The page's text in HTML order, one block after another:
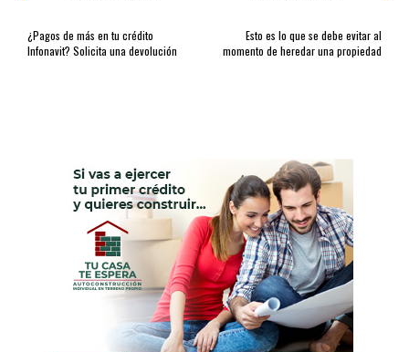
¿Pagos de más en tu crédito
Infonavit? Solicita una devolución
Esto es lo que se debe evitar al
momento de heredar una propiedad